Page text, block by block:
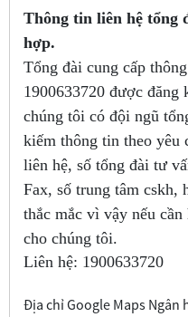
Thông tin liên hệ tổng
hợp.
Tổng đài cung cấp
1900633720 được đăng
chúng tôi có đội ngũ
kiếm thông tin theo yêu
liên hệ, số tổng đài tư
Fax, số trung tâm cskh,
thắc mắc vì vậy nếu
cho chúng tôi.
Liên hệ: 1900633720
Địa chỉ Google Maps Ngân